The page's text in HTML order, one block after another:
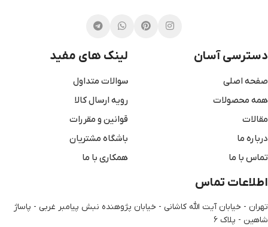
دسترسی آسان
صفحه اصلی
همه محصولات
مقالات
درباره ما
تماس با ما
لینک های مفید
سوالات متداول
رویه ارسال کالا
قوانین و مقررات
باشگاه مشتریان
همکاری با ما
اطلاعات تماس
تهران - خیابان آیت الله کاشانی - خیابان پژوهنده نبش پیامبر غربی - پاساژ
شاهین - پلاک ۶